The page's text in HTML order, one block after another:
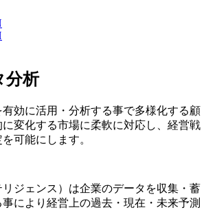
分析
効に活用・分析する事で多様化する顧
変化する市場に柔軟に対応し、経営戦
可能にします。
ジェンス）は企業のデータを収集・蓄
により経営上の過去・現在・未来予測